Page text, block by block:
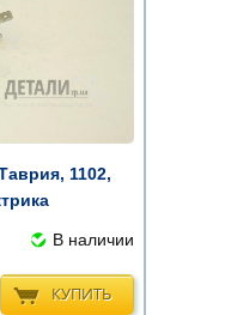
1102,
В наличии
КУПИТЬ